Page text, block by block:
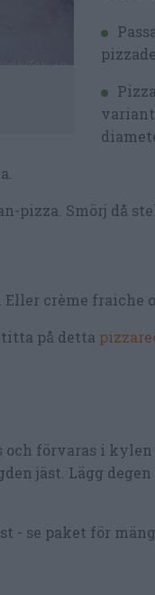
pizza. Smörj då
crème fraiche
på detta
förvaras i
jäst. Lägg
- se paket för